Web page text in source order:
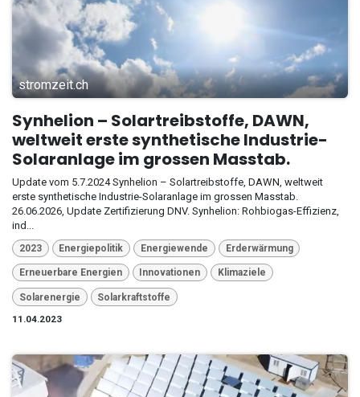
stromzeit.ch
Synhelion – Solartreibstoffe, DAWN,
weltweit erste synthetische Industrie-
Solaranlage im grossen Masstab.
Update vom 5.7.2024 Synhelion – Solartreibstoffe, DAWN, weltweit
erste synthetische Industrie-Solaranlage im grossen Masstab.
26.06.2026, Update Zertifizierung DNV. Synhelion: Rohbiogas-Effizienz,
ind...
2023 Energiepolitik Energiewende Erderwärmung
Erneuerbare Energien Innovationen Klimaziele
Solarenergie
Solarkraftstoffe
11.04.2023